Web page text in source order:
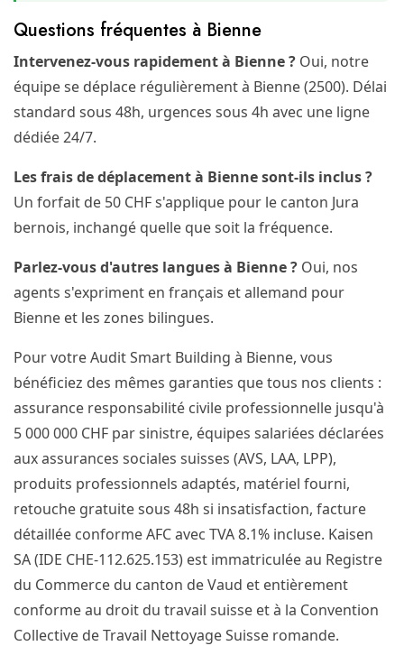
Questions fréquentes à Bienne
Intervenez-vous rapidement à Bienne ? Oui, notre
équipe se déplace régulièrement à Bienne (2500). Délai
standard sous 48h, urgences sous 4h avec une ligne
dédiée 24/7.
Les frais de déplacement à Bienne sont-ils inclus ?
Un forfait de 50 CHF s'applique pour le canton Jura
bernois, inchangé quelle que soit la fréquence.
Parlez-vous d'autres langues à Bienne ? Oui, nos
agents s'expriment en français et allemand pour
Bienne et les zones bilingues.
Pour votre Audit Smart Building à Bienne, vous
bénéficiez des mêmes garanties que tous nos clients :
assurance responsabilité civile professionnelle jusqu'à
5 000 000 CHF par sinistre, équipes salariées déclarées
aux assurances sociales suisses (AVS, LAA, LPP),
produits professionnels adaptés, matériel fourni,
retouche gratuite sous 48h si insatisfaction, facture
détaillée conforme AFC avec TVA 8.1% incluse. Kaisen
SA (IDE CHE-112.625.153) est immatriculée au Registre
du Commerce du canton de Vaud et entièrement
conforme au droit du travail suisse et à la Convention
Collective de Travail Nettoyage Suisse romande.